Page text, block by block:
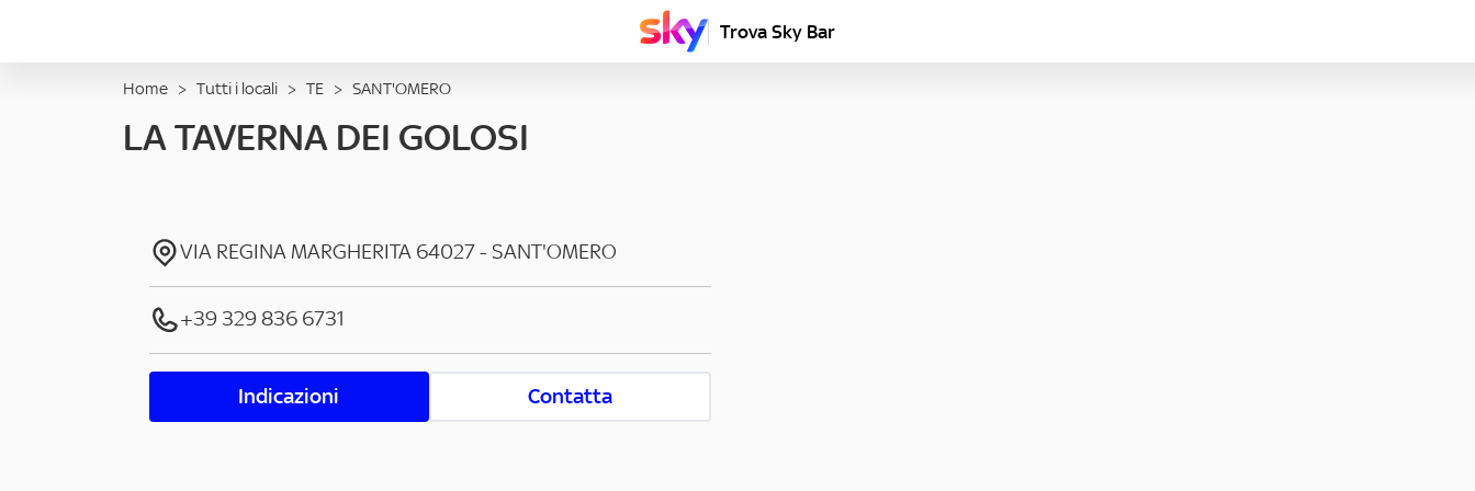
Trova Sky Bar
Home > Tutti i locali > TE > SANT'OMERO
LA TAVERNA DEI GOLOSI
VIA REGINA MARGHERITA 64027- SANT'OMERO
+39 329 836 6731
Indicazioni Contatta